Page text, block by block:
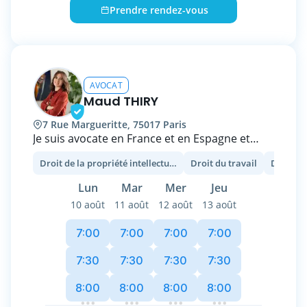
d'apporter à mes clients des solutions
juridiques concrètes et opérationnelles.
Prendre rendez-vous
AVOCAT
Maud THIRY
7 Rue Margueritte, 75017 Paris
Je suis avocate en France et en Espagne et
entreprises dans leurs problématiques
juridiques du quotidien. J’interviens
principalement en matière de litiges liés aux
rupture, manquements, contentieux) ainsi
qu’en propriété intellectuelle, notamment
pour l’enregistrement et la protection des
marques.
Droit de la propriété intellectuelle Droit du travail
Lun Mar Mer Jeu
10 août 11 août 12 août 13 août
7:00
7:30
8:00
7:00
7:30
8:00
7:00
7:30
8:00
7:00
7:30
8:00